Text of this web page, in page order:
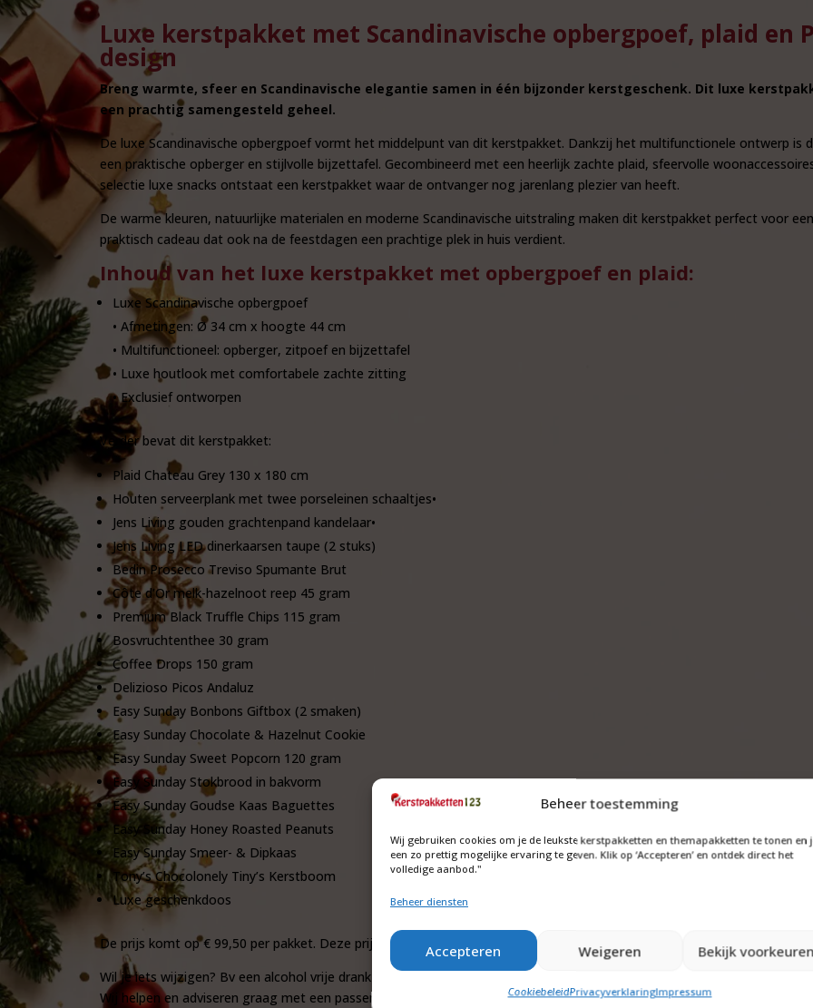
Beheer toestemming
Wij gebruiken cookies om je de leukste kerstpakketten en themapakketten te tonen en
een zo prettig mogelijke ervaring te geven. Klik op ‘Accepteren’ en ontdek direct het
volledige aanbod."
Beheer diensten
Accepteren Weigeren Bekijk
CookiebeleidPrivacyverklaringImpressum
Luxe kerstpakket met Scandinavische opbergpoef, plaid en
design
Breng warmte, sfeer en Scandinavische elegantie samen in één bijzonder kerstgeschenk. Dit luxe
een prachtig samengesteld geheel.
De luxe Scandinavische opbergpoef vormt het middelpunt van dit kerstpakket. Dankzij het multifunctionele ontwerp is
een praktische opberger en stijlvolle bijzettafel. Gecombineerd met een heerlijk zachte plaid, sfeervolle
selectie luxe snacks ontstaat een kerstpakket waar de ontvanger nog jarenlang plezier van heeft.
De warme kleuren, natuurlijke materialen en moderne Scandinavische uitstraling maken dit kerstpakket perfect voor
praktisch cadeau dat ook na de feestdagen een prachtige plek in huis verdient.
Inhoud van het luxe kerstpakket met opbergpoef en plaid:
Luxe Scandinavische opbergpoef
• Afmetingen: Ø 34 cm x hoogte 44 cm
• Multifunctioneel: opberger, zitpoef en bijzettafel
• Luxe houtlook met comfortabele zachte zitting
• Exclusief ontworpen
Verder bevat dit kerstpakket:
Plaid Chateau Grey 130 x 180 cm
Houten serveerplank met twee porseleinen schaaltjes•
Jens Living gouden grachtenpand kandelaar•
Jens Living LED dinerkaarsen taupe (2 stuks)
Bedin Prosecco Treviso Spumante Brut
Côte d’Or melk-hazelnoot reep 45 gram
Premium Black Truffle Chips 115 gram
Bosvruchtenthee 30 gram
Coffee Drops 150 gram
Delizioso Picos Andaluz
Easy Sunday Bonbons Giftbox (2 smaken)
Easy Sunday Chocolate & Hazelnut Cookie
Easy Sunday Sweet Popcorn 120 gram
Easy Sunday Stokbrood in bakvorm
Easy Sunday Goudse Kaas Baguettes
Easy Sunday Honey Roasted Peanuts
Easy Sunday Smeer- & Dipkaas
Tony’s Chocolonely Tiny’s Kerstboom
Luxe geschenkdoos
De prijs komt op € 99,50 per pakket. Deze prijs is excl. btw.
Wil je iets wijzigen? Bv een alcohol vrije drank of een heerlijke wijn? Of heb je nog andere vragen? Neem
Wij helpen en adviseren graag met een passend kerstpakket.